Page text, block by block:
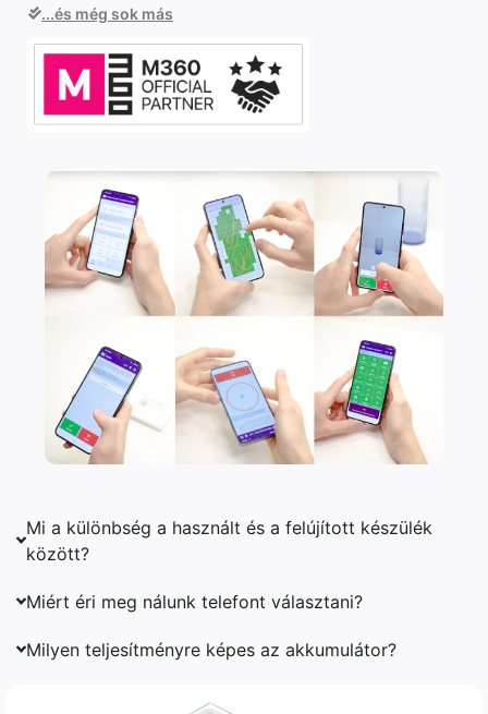
...és még sok más
Mi a különbség a használt és a felújított készülék
között?
Miért éri meg nálunk telefont választani?
Milyen teljesítményre képes az akkumulátor?